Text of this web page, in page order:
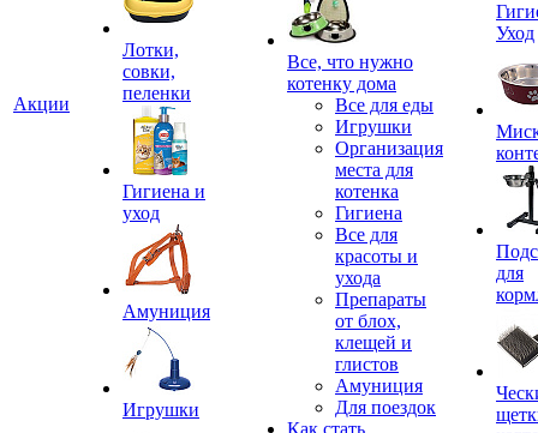
Акции
Лотки,
совки,
пеленки
Гигиена и
уход
Амуниция
Игрушки
Все, что нужно
котенку дома
Все для еды
Игрушки
Организация
места для
котенка
Гигиена
Все для
красоты и
ухода
Препараты
от блох,
клещей и
глистов
Амуниция
Для поездок
Как стать
Уход
для